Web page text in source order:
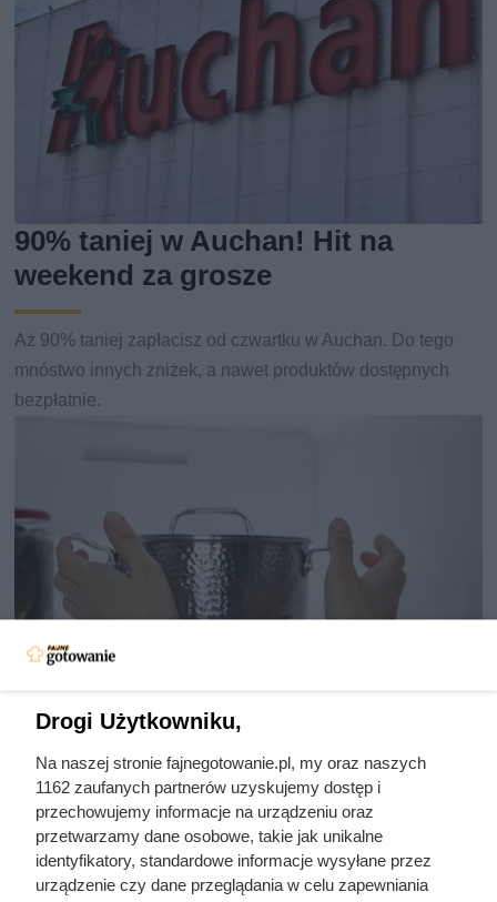
90% taniej w Auchan! Hit na
weekend za grosze
Aż 90% taniej zapłacisz od czwartku w Auchan. Do tego
mnóstwo innych zniżek, a nawet produktów dostępnych
bezpłatnie.
Pamiętasz ją z wakacji u babci?
Od strony dietetycznej to jeden z
najgorszych obiadów
Drogi Użytkowniku,
Na naszej stronie fajnegotowanie.pl, my oraz naszych
1162 zaufanych partnerów uzyskujemy dostęp i
przechowujemy informacje na urządzeniu oraz
przetwarzamy dane osobowe, takie jak unikalne
identyfikatory, standardowe informacje wysyłane przez
urządzenie czy dane przeglądania w celu zapewniania